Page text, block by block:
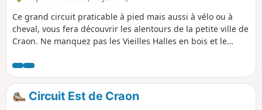
Ce grand circuit praticable à pied mais aussi à vélo ou à
cheval, vous fera découvrir les alentours de la petite ville de
Craon. Ne manquez pas les Vieilles Halles en bois et le
Circuit Est de Craon